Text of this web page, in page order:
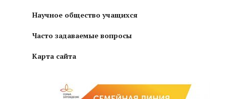
Научное общество учащихся
Часто задаваемые вопросы
Карта сайта